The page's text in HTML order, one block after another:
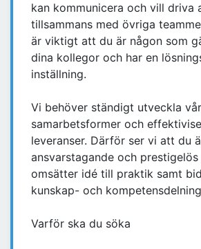
kan kommunicera och vill driva
tillsammans med övriga
är viktigt att du är någon som
dina kollegor och har en
inställning.
Vi behöver ständigt utveckla
samarbetsformer och
leveranser. Därför ser vi att du
ansvarstagande och
omsätter idé till praktik samt
kunskap- och
Varför ska du söka